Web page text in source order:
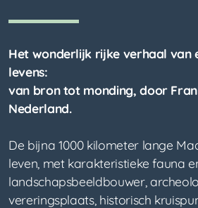
Het wonderlijk rijke verhaal van
levens:
van bron tot monding, door
Nederland.
De bijna 1000 kilometer lange
leven, met karakteristieke fauna
landschapsbeeldbouwer,
vereringsplaats, historisch